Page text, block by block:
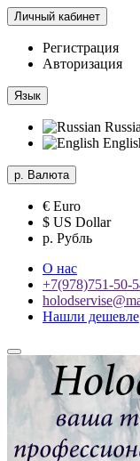
Личный кабинет
Регистрация
Авторизация
Язык
р. Валюта
€ Euro
$ US Dollar
р. Рубль
О нас
+7(978)751-50-
Нашли дешевле